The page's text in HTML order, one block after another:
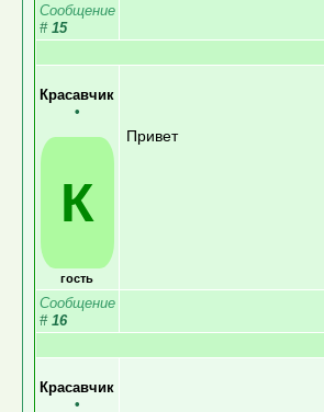
Сообщение
# 15
Красавчик
•
К
гость
Привет
Сообщение
# 16
Красавчик
•